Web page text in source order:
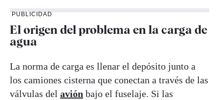
PUBLICIDAD
El origen del problema en la carga de
agua
La norma de carga es llenar el depósito junto a
los camiones cisterna que conectan a través de las
válvulas del avión bajo el fuselaje. Si las